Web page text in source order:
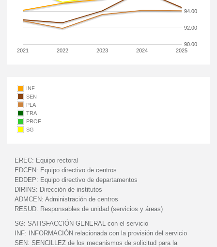
2021 2022 2023 2024 2025
90.00
92.00
94.00
INF
SEN
PLA
TRA
PROF
SG
EREC: Equipo rectoral
EDCEN: Equipo directivo de centros
EDDEP: Equipo directivo de departamentos
DIRINS: Dirección de institutos
ADMCEN: Administración de centros
RESUD: Responsables de unidad (servicios y áreas)
SG: SATISFACCIÓN GENERAL con el servicio
INF:
INFORMACIÓN relacionada con la provisión del servicio
SEN: SENCILLEZ de los mecanismos de solicitud para la